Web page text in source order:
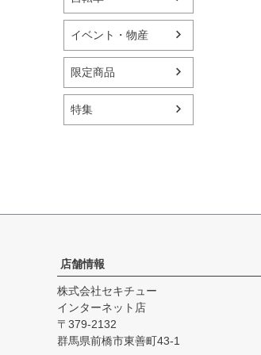
イベント・物産
限定商品
特集
店舗情報
株式会社セキチュー
インターネット店
379-2132
群馬県前橋市東善町43-1